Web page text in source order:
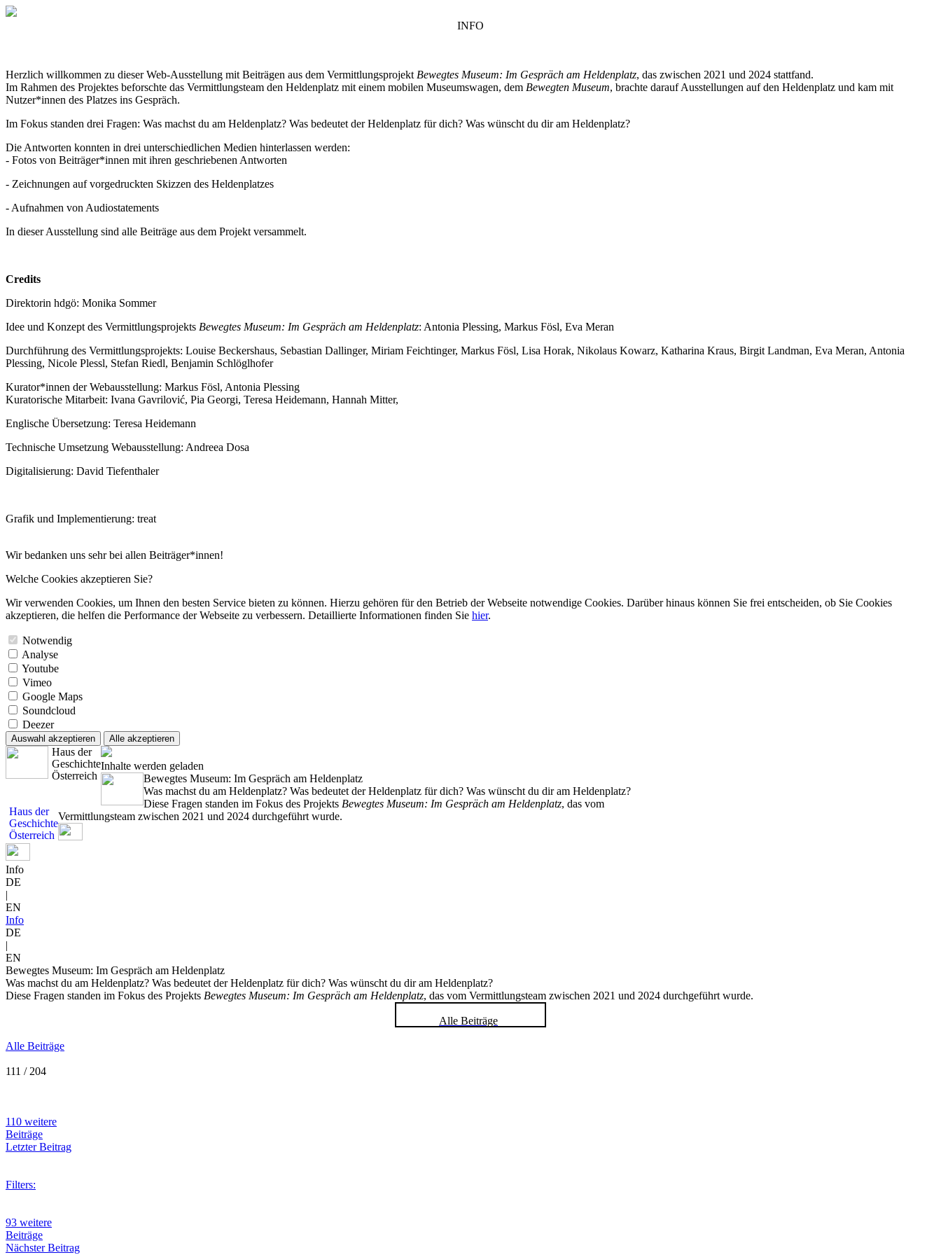
INFO
Herzlich willkommen zu dieser Web-Ausstellung mit Beiträgen aus dem Vermittlungsprojekt Bewegtes Museum: Im Gespräch am Heldenplatz, das zwischen 2021 und 2024 stattfand.
Im Rahmen des Projektes beforschte das Vermittlungsteam den Heldenplatz mit einem mobilen Museumswagen, dem Bewegten Museum, brachte darauf Ausstellungen auf den Heldenplatz und kam mit
Nutzer*innen des Platzes ins Gespräch.
Im Fokus standen drei Fragen: Was machst du am Heldenplatz? Was bedeutet der Heldenplatz für dich? Was wünscht du dir am Heldenplatz?
Die Antworten konnten in drei unterschiedlichen Medien hinterlassen werden:
- Fotos von Beiträger*innen mit ihren geschriebenen Antworten
- Zeichnungen auf vorgedruckten Skizzen des Heldenplatzes
- Aufnahmen von Audiostatements
In dieser Ausstellung sind alle Beiträge aus dem Projekt versammelt.
Credits
Direktorin hdgö: Monika Sommer
Idee und Konzept des Vermittlungsprojekts Bewegtes Museum: Im Gespräch am Heldenplatz: Antonia Plessing, Markus Fösl, Eva Meran
Durchführung des Vermittlungsprojekts: Louise Beckershaus, Sebastian Dallinger, Miriam Feichtinger, Markus Fösl, Lisa Horak, Nikolaus Kowarz, Katharina Kraus, Birgit Landman, Eva Meran, Antonia
Plessing, Nicole Plessl, Stefan Riedl, Benjamin Schlöglhofer
Kurator*innen der Webausstellung: Markus Fösl, Antonia Plessing
Kuratorische Mitarbeit: Ivana Gavrilović, Pia Georgi, Teresa Heidemann, Hannah Mitter,
Englische Übersetzung: Teresa Heidemann
Technische Umsetzung Webausstellung: Andreea Dosa
Digitalisierung: David Tiefenthaler
Grafik und Implementierung: treat
Wir bedanken uns sehr bei allen Beiträger*innen!
Welche Cookies akzeptieren Sie?
Wir verwenden Cookies, um Ihnen den besten Service bieten zu können. Hierzu gehören für den Betrieb der Webseite notwendige Cookies. Darüber hinaus können Sie frei entscheiden, ob Sie Cookies
akzeptieren, die helfen die Performance der Webseite zu verbessern. Detaillierte Informationen finden Sie hier.
Notwendig
Analyse
Youtube
Vimeo
Google Maps
Soundcloud
Deezer
Auswahl akzeptieren Alle akzeptieren
Haus der
Geschichte
Österreich
Inhalte werden geladen
Haus der
Geschichte
Österreich
Bewegtes Museum: Im Gespräch am Heldenplatz
Was machst du am Heldenplatz? Was bedeutet der Heldenplatz für dich? Was wünscht du dir am Heldenplatz?
Diese Fragen standen im Fokus des Projekts Bewegtes Museum: Im Gespräch am Heldenplatz, das vom
Vermittlungsteam zwischen 2021 und 2024 durchgeführt wurde.
Info
DE
|
EN
Info
DE
|
EN
Bewegtes Museum: Im Gespräch am Heldenplatz
Was machst du am Heldenplatz? Was bedeutet der Heldenplatz für dich? Was wünscht du dir am Heldenplatz?
Diese Fragen standen im Fokus des Projekts Bewegtes Museum: Im Gespräch am Heldenplatz, das vom Vermittlungsteam zwischen 2021 und 2024 durchgeführt wurde.
Alle Beiträge
Alle Beiträge
111 / 204
110 weitere
Beiträge
Letzter Beitrag
Filters:
93 weitere
Beiträge
Nächster Beitrag